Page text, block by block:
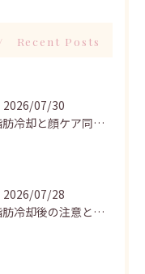
Recent Posts
2026/07/30
脂肪冷却と顔ケア同時施術の時短効果
2026/07/28
脂肪冷却後の注意と効果向上法